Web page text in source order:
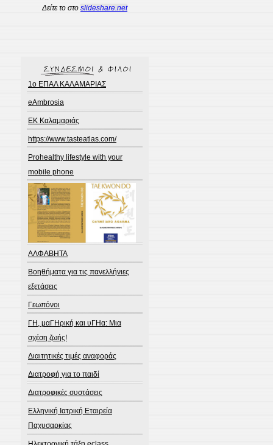
Δείτε το στο slideshare.net
1ο ΕΠΑΛ ΚΑΛΑΜΑΡΙΑΣ
eAmbrosia
EK Καλαμαριάς
https://www.tasteatlas.com/
Prohealthy lifestyle with your
mobile phone
ΑΛΦΑΒΗΤΑ
Βοηθήματα για τις πανελλήνιες
εξετάσεις
Γεωπόνοι
ΓΗ, μαΓΗρική και υΓΗα: Μια
σχέση ζωής!
Διαιτητικές τιμές αναφοράς
Διατροφή για το παιδί
Διατροφικές συστάσεις
Ελληνική Ιατρική Εταιρεία
Παχυσαρκίας